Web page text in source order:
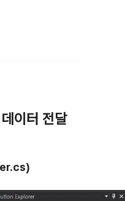
이터 전달